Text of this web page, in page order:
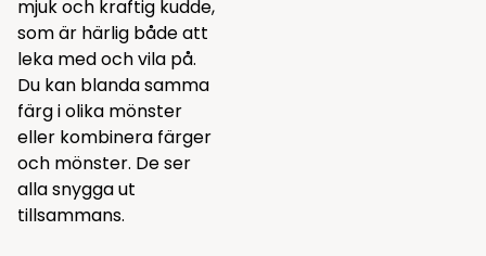
mjuk och kraftig kudde,
som är härlig både att
leka med och vila på.
Du kan blanda samma
färg i olika mönster
eller kombinera färger
och mönster. De ser
alla snygga ut
tillsammans.